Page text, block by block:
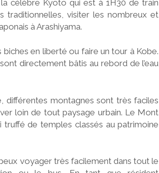
célèbre Kyoto qui est à 1H30 de train
traditionnelles, visiter les nombreux et
à Arashiyama.
en liberté ou faire un tour à Kobe.
directement bâtis au rebord de l’eau
différentes montagnes sont très faciles
loin de tout paysage urbain. Le Mont
de temples classés au patrimoine
voyager très facilement dans tout le